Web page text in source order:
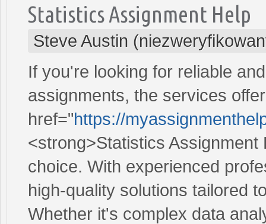
Statistics Assignment Help
Steve Austin
If you're looking for reliable
assignments, the services
href="https://
<strong>Statistics
choice. With experienced
high-quality solutions tailored
Whether it's complex data